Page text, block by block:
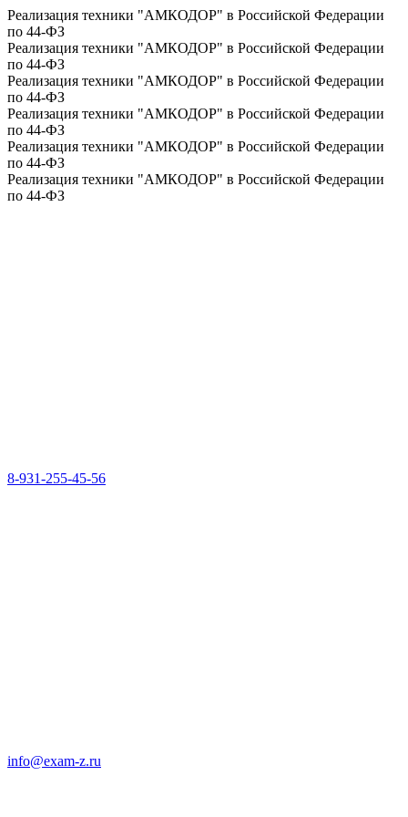
Реализация техники "АМКОДОР" в Российской Федерации
по 44-ФЗ
Реализация техники "АМКОДОР" в Российской Федерации
по 44-ФЗ
Реализация техники "АМКОДОР" в Российской Федерации
по 44-ФЗ
Реализация техники "АМКОДОР" в Российской Федерации
по 44-ФЗ
Реализация техники "АМКОДОР" в Российской Федерации
по 44-ФЗ
Реализация техники "АМКОДОР" в Российской Федерации
по 44-ФЗ
8-931-255-45-56
info@exam-z.ru